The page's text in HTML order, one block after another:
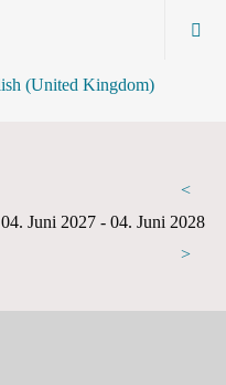
<
04. Juni 2027 - 04. Juni 2028
>